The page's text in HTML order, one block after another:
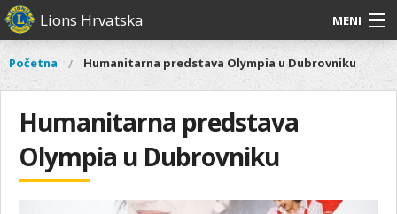
Skoči
na
sadržaj
Lions Hrvatska MENI
O nama
Naši projekti
Aktivnosti
Glavni
O
nama
Distrikt
126
Naši
Vi
ste
ovdje
Početna Humanitarna predstava Olympia u Dubrovniku
Humanitarna predstava
Olympia u Dubrovniku